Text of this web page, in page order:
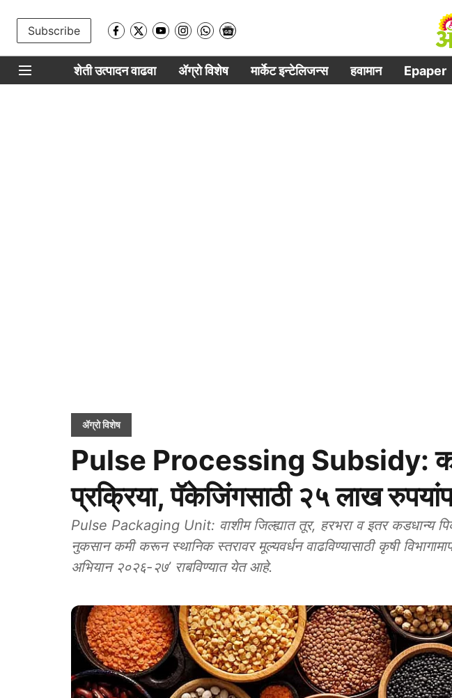
Subscribe
शेती उत्पादन वाढवा ॲग्रो विशेष मार्केट इन्टेलिजन्स हवामान Epaper
ॲग्रो विशेष
Pulse Processing Subsidy:
प्रक्रिया, पॅकेजिंगसाठी २५ लाख
Pulse Packaging Unit: वाशीम जिल्ह्यात तूर, हरभरा व इतर कडधान्य
नुकसान कमी करून स्थानिक स्तरावर मूल्यवर्धन वाढविण्यासाठी कृषी
अभियान २०२६-२७’ राबविण्यात येत आहे.